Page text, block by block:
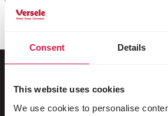
Consent Details
This website uses cookies
We use cookies to personalise
Voor jouw dier